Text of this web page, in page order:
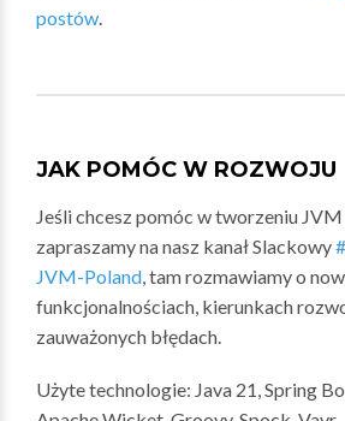
postów.
JAK POMÓC W ROZWOJU
Jeśli chcesz pomóc w tworzeniu
zapraszamy na nasz kanał Slackowy
JVM-Poland, tam rozmawiamy o
funkcjonalnościach, kierunkach
zauważonych błędach.
Użyte technologie: Java 21, Spring